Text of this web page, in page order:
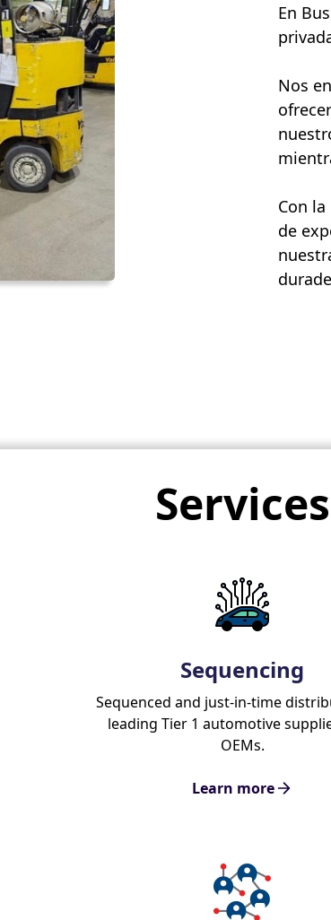
En
Nos
Con
de
Services
Sequencing
Sequenced and just-in-time
leading Tier 1 automotive
OEMs.
Learn more